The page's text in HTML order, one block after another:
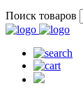
Поиск товаров